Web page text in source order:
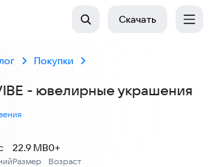
Скачать
Покупки
- ювелирные украшения
Размер
22.9 MB
Возраст
0+